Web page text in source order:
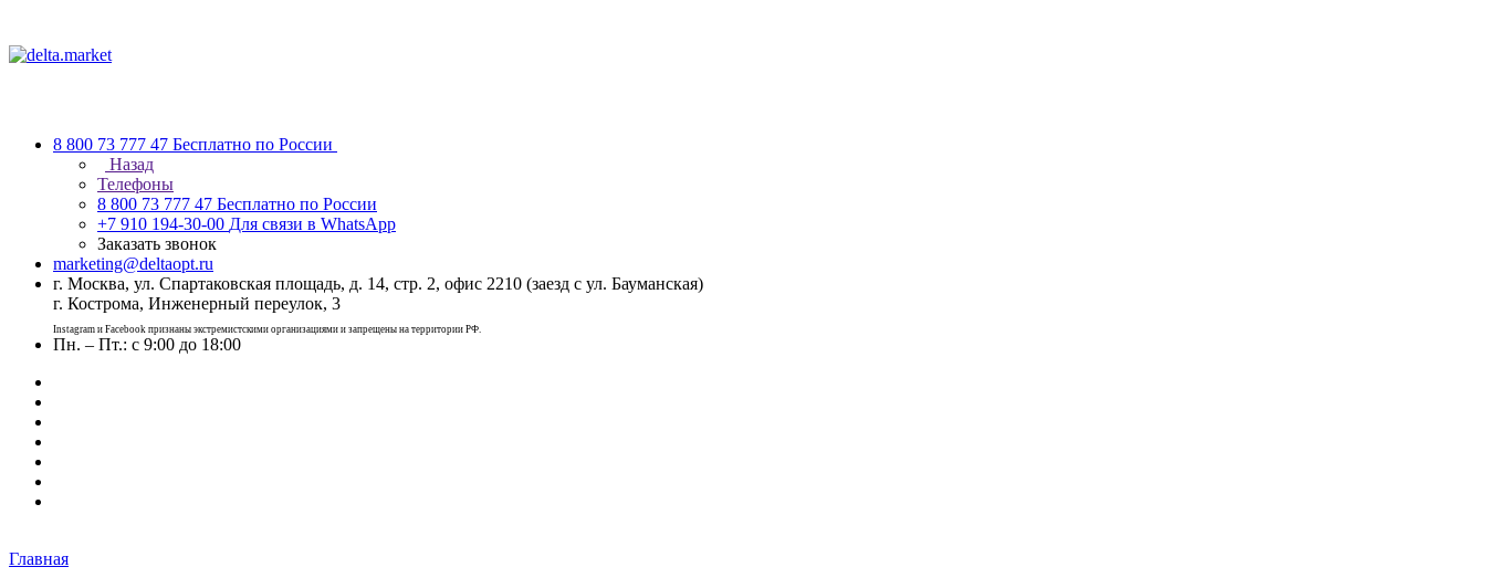
8 800 73 777 47 Бесплатно по России
Назад
Телефоны
8 800 73 777 47 Бесплатно по России
+7 910 194-30-00 Для связи в WhatsApp
Заказать звонок
marketing@deltaopt.ru
г. Москва, ул. Спартаковская площадь, д. 14, стр. 2, офис 2210 (заезд с ул. Бауманская)
г. Кострома, Инженерный переулок, 3
Instagram и Facebook признаны экстремистскими организациями и запрещены на территории РФ.
Пн. – Пт.: с 9:00 до 18:00
Главная